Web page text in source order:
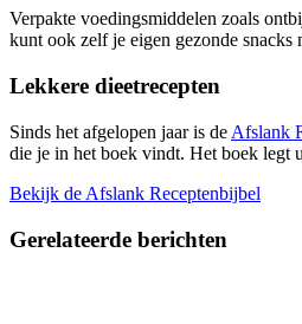
Verpakte voedingsmiddelen zoals
kunt ook zelf je eigen gezonde snacks
Lekkere dieetrecepten
Sinds het afgelopen jaar is de Afslank
die je in het boek vindt. Het boek legt
Bekijk de Afslank Receptenbijbel
Gerelateerde berichten